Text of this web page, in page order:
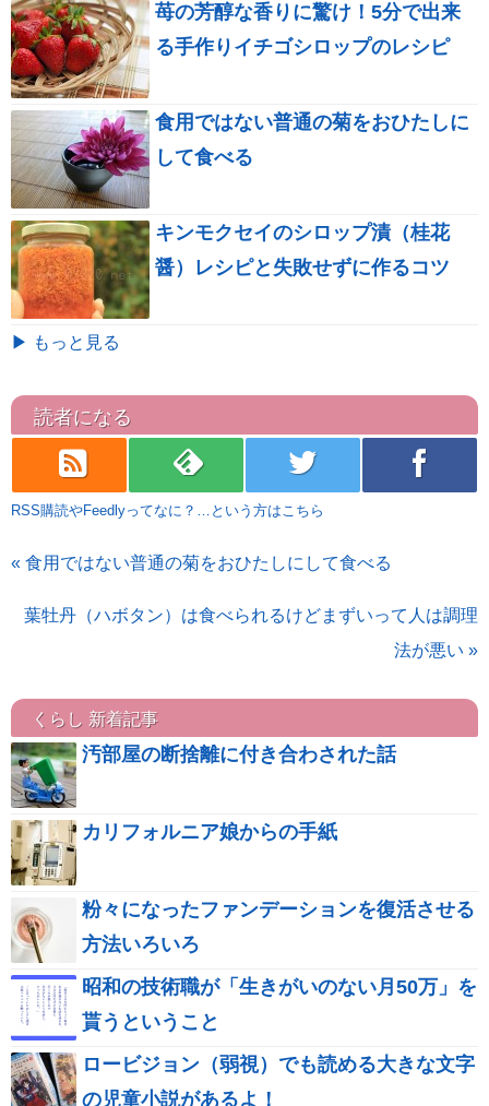
苺の芳醇な香りに驚け！5分で出来
る手作りイチゴシロップのレシピ
食用ではない普通の菊をおひたしに
して食べる
キンモクセイのシロップ漬（桂花
醤）レシピと失敗せずに作るコツ
▶ もっと見る
読者になる
rss feedly twitter facebook
RSS購読やFeedlyってなに？…という方はこちら
« 食用ではない普通の菊をおひたしにして食べる
葉牡丹（ハボタン）は食べられるけどまずいって人は調理
法が悪い »
くらし 新着記事
汚部屋の断捨離に付き合わされた話
カリフォルニア娘からの手紙
粉々になったファンデーションを復活させる
方法いろいろ
昭和の技術職が「生きがいのない月50万」を
貰うということ
ロービジョン（弱視）でも読める大きな文字
の児童小説があるよ！